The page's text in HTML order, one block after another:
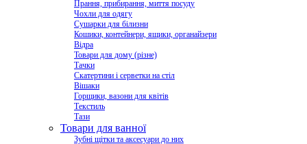
Прання, прибирання, миття посуду
Чохли для одягу
Сушарки для білизни
Кошики, контейнери, ящики, органайзери
Відра
Товари для дому (різне)
Тачки
Скатертини і серветки на стіл
Вішаки
Горщики, вазони для квітів
Текстиль
Тази
Товари для ванної
Зубні щітки та аксесуари до них